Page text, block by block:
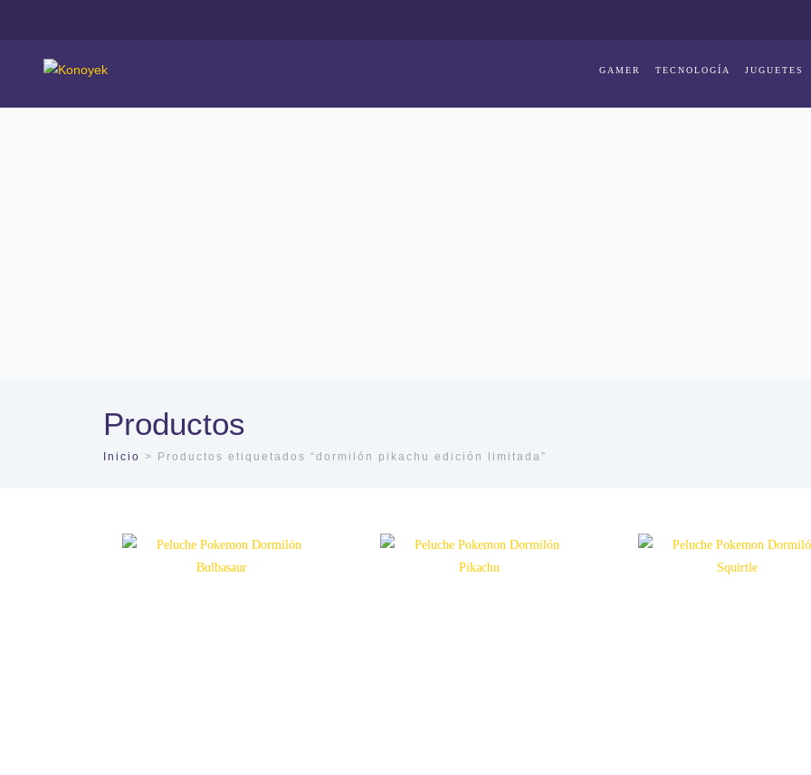
GAMER TECNOLOGÍA JUGUETES
Productos
Inicio > Productos etiquetados “dormilón pikachu edición limitada”